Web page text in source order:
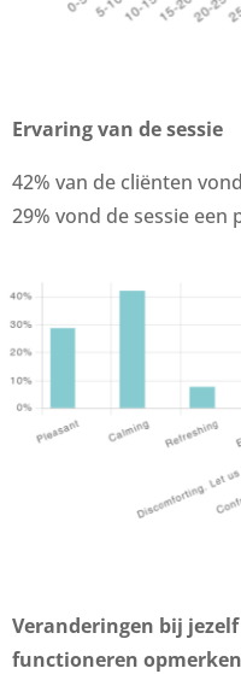
Ervaring van de sessie
42% van de cliënten
29% vond de sessie een
Veranderingen bij
functioneren opmerken